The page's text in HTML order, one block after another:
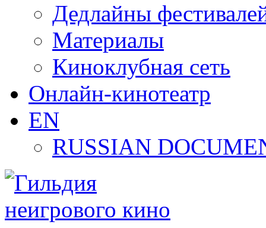
Дедлайны
Материалы
Киноклубная сеть
Онлайн-кинотеатр
EN
RUSSIAN